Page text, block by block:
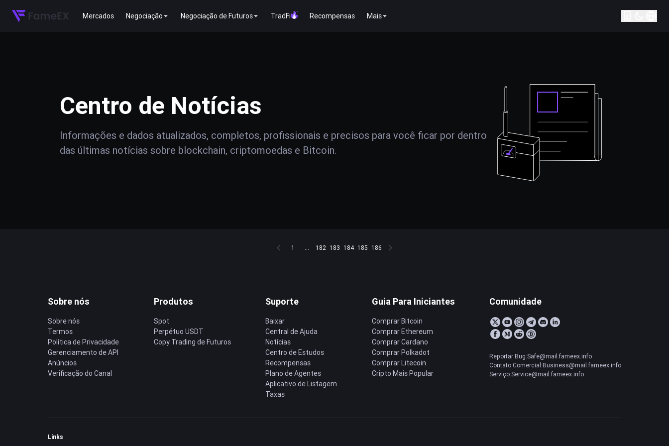
Mercados Negociação Negociação de Futuros TradFi Recompensas Mais
Centro de Notícias
Informações e dados atualizados, completos, profissionais e precisos para você ficar por dentro
das últimas notícias sobre blockchain, criptomoedas e Bitcoin.
1 ... 182 183 184 185 186
Sobre nós
Sobre nós
Termos
Política de Privacidade
Gerenciamento de API
Anúncios
Verificação do Canal
Produtos
Spot
Perpétuo USDT
Copy Trading de Futuros
Suporte
Baixar
Central de Ajuda
Notícias
Centro de Estudos
Recompensas
Plano de Agentes
Aplicativo de Listagem
Taxas
Guia Para Iniciantes
Comprar Bitcoin
Comprar Ethereum
Comprar Cardano
Comprar Polkadot
Comprar Litecoin
Cripto Mais Popular
Comunidade
Reportar Bug:Safe@mail.fameex.info
Contato Comercial:Business@mail.fameex.info
Serviço:Service@mail.fameex.info
Links